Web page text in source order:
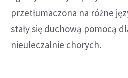
przetłumaczona na różne
stały się duchową pomocą
nieuleczalnie chorych.